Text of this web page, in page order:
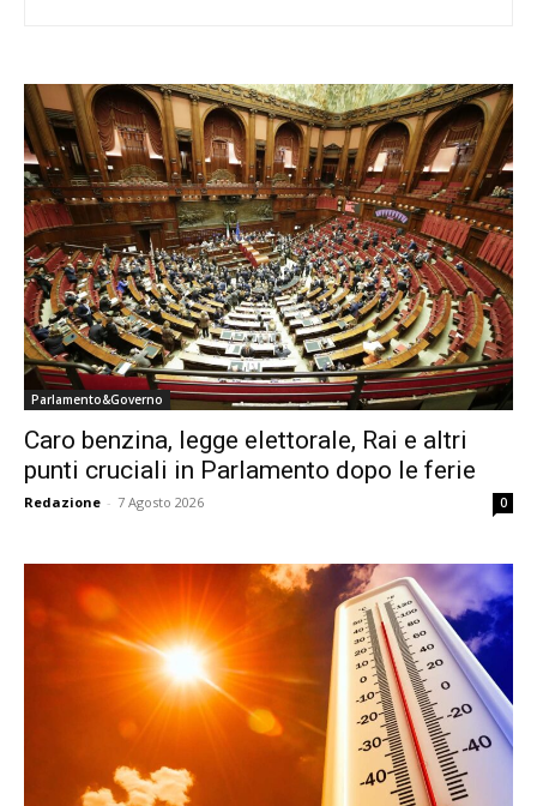
Parlamento&Governo
Caro benzina, legge elettorale, Rai e altri
punti cruciali in Parlamento dopo le ferie
Redazione - 7 Agosto 2026 0